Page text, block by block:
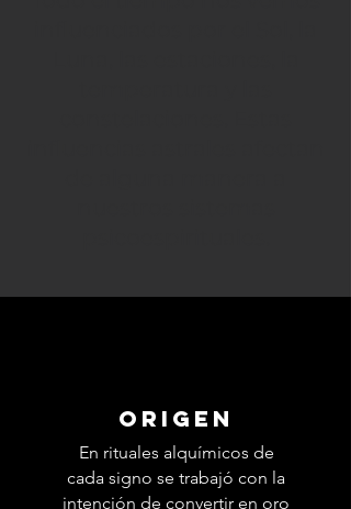
ORIGEN
En rituales alquímicos de
cada signo se trabajó con la
intención de convertir en oro